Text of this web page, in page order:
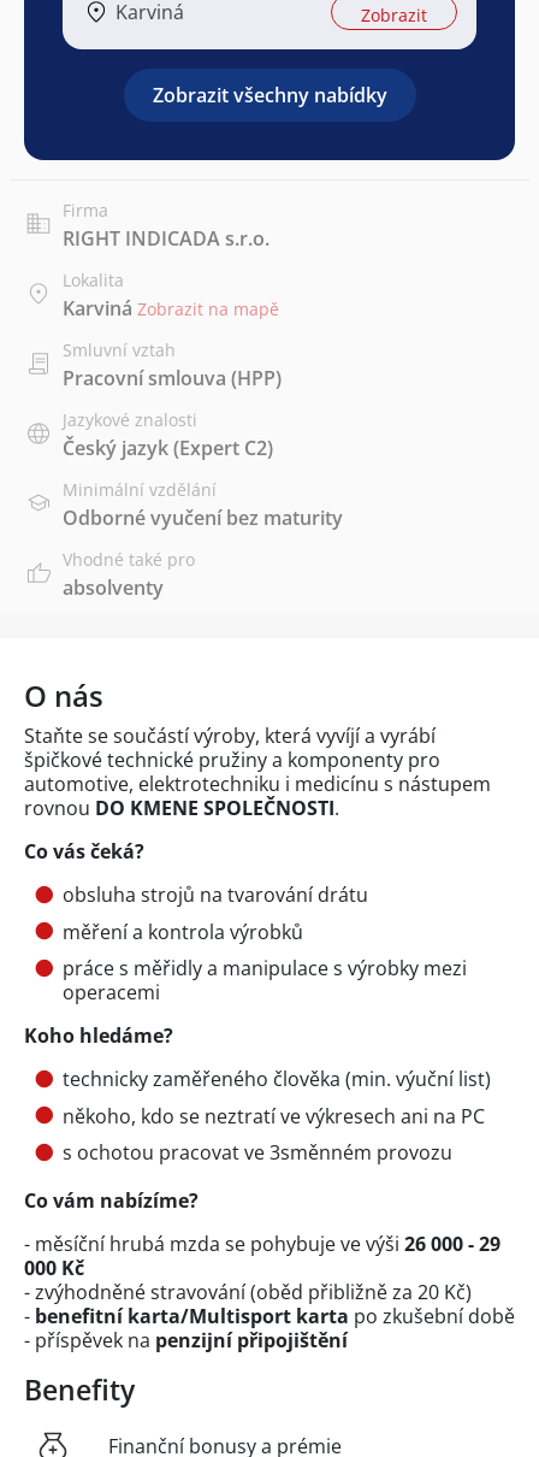
Karviná Zobrazit
Zobrazit všechny nabídky
Firma
RIGHT INDICADA s.r.o.
Lokalita
Karviná Zobrazit na mapě
Smluvní vztah
Pracovní smlouva (HPP)
Jazykové znalosti
Český jazyk(Expert C2)
Minimální vzdělání
Odborné vyučení bez maturity
Vhodné také pro
absolventy
O nás
Staňte se součástí výroby, která vyvíjí a vyrábí
špičkové technické pružiny a komponenty pro
automotive, elektrotechniku i medicínu s nástupem
rovnou DO KMENE SPOLEČNOSTI.
Co vás čeká?
obsluha strojů na tvarování drátu
měření a kontrola výrobků
práce s měřidly a manipulace s výrobky mezi
operacemi
Koho hledáme?
technicky zaměřeného člověka (min. výuční list)
někoho, kdo se neztratí ve výkresech ani na PC
s ochotou pracovat ve 3směnném provozu
Co vám nabízíme?
- měsíční hrubá mzda se pohybuje ve výši 26 000 - 29
000 Kč
- zvýhodněné stravování (oběd přibližně za 20 Kč)
- benefitní karta/Multisport karta po zkušební době
- příspěvek na penzijní připojištění
Benefity
Finanční bonusy a prémie